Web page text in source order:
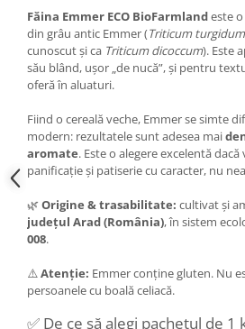
Făina Emmer ECO BioFarmlandeste
din grâu antic Emmer (Triticum
cunoscut și ca Triticum dicoccum). Este
său blând, ușor „de nucă”, și pentru
oferă în aluaturi.
Fiind o cereală veche, Emmer se simte
modern: rezultatele sunt adesea mai
aromate. Este o alegere excelentă
panificație și patiserie cu caracter, nu
🌿 Origine & trasabilitate: cultivat și
județul Arad (România), în sistem
008.
⚠️Atenție: Emmer conține gluten. Nu
persoanele cu boală celiacă.
✅ De ce să alegi pachetul de 1